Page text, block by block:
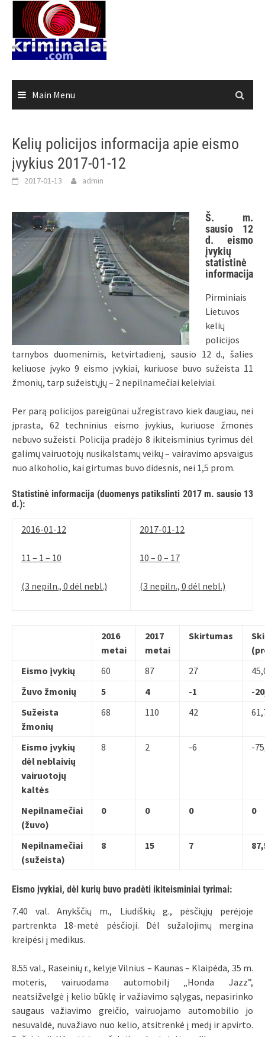
content
Main Menu
Kelių policijos informacija apie eismo
įvykius 2017-01-12
2017-01-13 admin
Š. m.
sausio 12
d. eismo
įvykių
statistinė
informacija
Pirminiais
Lietuvos
kelių
policijos
tarnybos duomenimis, ketvirtadienį, sausio 12 d., šalies
keliuose įvyko 9 eismo įvykiai, kuriuose buvo sužeista 11
žmonių, tarp sužeistųjų – 2 nepilnamečiai keleiviai.
Per parą policijos pareigūnai užregistravo kiek daugiau, nei
įprasta, 62 techninius eismo įvykius, kuriuose žmonės
nebuvo sužeisti. Policija pradėjo 8 ikiteisminius tyrimus dėl
galimų vairuotojų nusikalstamų veikų – vairavimo apsvaigus
nuo alkoholio, kai girtumas buvo didesnis, nei 1,5 prom.
Statistinė informacija (duomenys patikslinti 2017 m. sausio 13
d.):
2016-01-12
11 – 1 – 10
(3 nepiln., 0 dėl nebl.)
2017-01-12
10 – 0 – 17
(3 nepiln., 0 dėl nebl.)
2016
metai
2017
metai
Skirtumas
Eismo įvykių
60 87 27
Žuvo žmonių
5 4 -1
-
Sužeista
žmonių
68 110 42
Eismo įvykių
dėl neblaivių
vairuotojų
kaltės
8 2 -6 -
Nepilnamečiai
(žuvo)
0 0 0 0
Nepilnamečiai
(sužeista)
8 15 7
Eismo įvykiai, dėl kurių buvo pradėti ikiteisminiai tyrimai:
7.40 val. Anykščių m., Liudiškių g., pėsčiųjų perėjoje
partrenkta 18-metė pėsčioji. Dėl sužalojimų mergina
kreipėsi į medikus.
8.55 val., Raseinių r., kelyje Vilnius – Kaunas – Klaipėda, 35 m.
moteris, vairuodama automobilį „Honda Jazz”,
neatsižvelgė į kelio būklę ir važiavimo sąlygas, nepasirinko
saugaus važiavimo greičio, vairuojamo automobilio jo
nesuvaldė, nuvažiavo nuo kelio, atsitrenkė į medį ir apvirto.